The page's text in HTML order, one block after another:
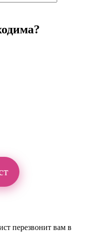
перезвонит вам в